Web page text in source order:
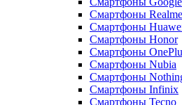
Смартфоны Realme
Смартфоны
Смартфоны Honor
Смартфоны
Смартфоны Nubia
Смартфоны
Смартфоны Infinix
Смартфоны Tecno